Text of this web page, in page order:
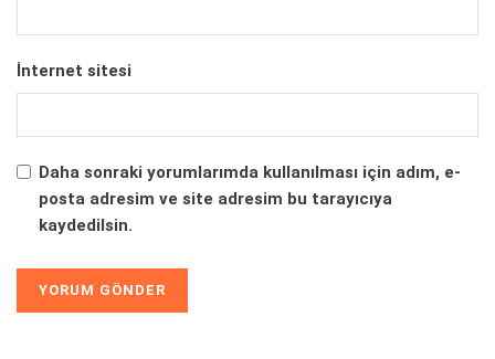
İnternet sitesi
Daha sonraki yorumlarımda kullanılması için adım, e-
posta adresim ve site adresim bu tarayıcıya
kaydedilsin.